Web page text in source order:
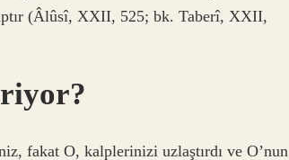
(Âlûsî, XXII, 525; bk. Taberî, XXII,
fakat O, kalplerinizi uzlaştırdı ve O’nun